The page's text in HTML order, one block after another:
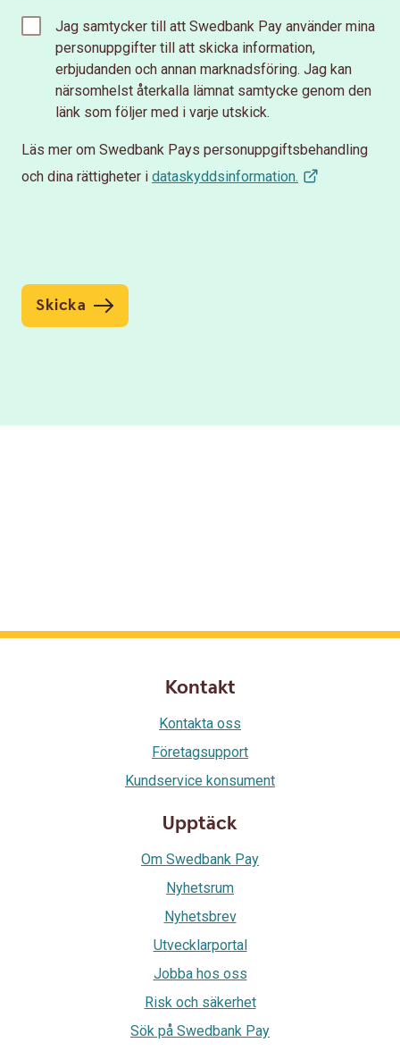
Jag samtycker till att Swedbank Pay använder mina
personuppgifter till att skicka information,
erbjudanden och annan marknadsföring. Jag kan
närsomhelst återkalla lämnat samtycke genom den
länk som följer med i varje utskick.
Läs mer om Swedbank Pays personuppgiftsbehandling
och dina rättigheter i dataskyddsinformation.
Skicka
Kontakt
Kontakta oss
Företagsupport
Kundservice konsument
Upptäck
Om Swedbank Pay
Nyhetsrum
Nyhetsbrev
Utvecklarportal
Jobba hos oss
Risk och säkerhet
Sök på Swedbank Pay